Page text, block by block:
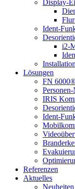
Display-
Ident-
i2-
Lösungen
FN
IRIS
Ident-
Referenzen
Aktuelles
Neuheiten